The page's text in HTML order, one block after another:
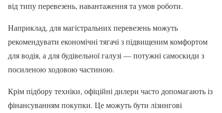
від типу перевезень, навантаження та умов роботи.
Наприклад, для магістральних перевезень можуть
рекомендувати економічні тягачі з підвищеним комфортом
для водія, а для будівельної галузі — потужні самоскиди з
посиленою ходовою частиною.
Крім підбору техніки, офіційні дилери часто допомагають із
фінансуванням покупки. Це можуть бути лізингові